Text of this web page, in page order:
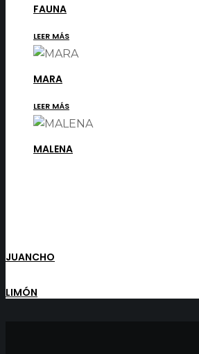
FAUNA
LEER MÁS
MARA
LEER MÁS
MALENA
JUANCHO
LIMÓN